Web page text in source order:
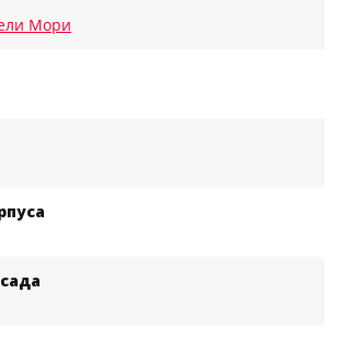
Мори